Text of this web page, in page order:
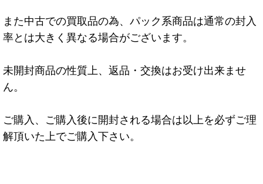
また中古での買取品の為、パック系商品は通常の封入
率とは大きく異なる場合がございます。
未開封商品の性質上、返品・交換はお受け出来ませ
ん。
ご購入、ご購入後に開封される場合は以上を必ずご理
解頂いた上でご購入下さい。